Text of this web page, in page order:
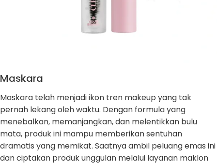
Maskara
Maskara telah menjadi ikon tren makeup yang tak
pernah lekang oleh waktu. Dengan formula yang
menebalkan, memanjangkan, dan melentikkan bulu
mata, produk ini mampu memberikan sentuhan
dramatis yang memikat. Saatnya ambil peluang emas ini
dan ciptakan produk unggulan melalui layanan maklon